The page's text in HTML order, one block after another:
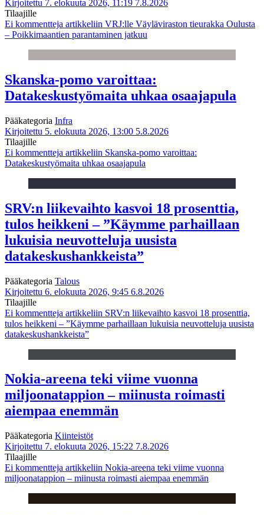
Kirjoitettu 7. elokuuta 2026, 11:19 7.8.2026
Tilaajille
Ei kommentteja artikkeliin VRJ:lle Väyläviraston tieurakka Oulusta
– Poikkimaantien parantaminen jatkuu
Skanska-pomo varoittaa:
Datakeskustyömaita uhkaa osaajapula
Pääkategoria Infra
Kirjoitettu 5. elokuuta 2026, 13:00 5.8.2026
Tilaajille
Ei kommentteja artikkeliin Skanska-pomo varoittaa:
Datakeskustyömaita uhkaa osaajapula
SRV:n liikevaihto kasvoi 18 prosenttia,
tulos heikkeni – ”Käymme parhaillaan
lukuisia neuvotteluja uusista
datakeskushankkeista”
Pääkategoria Talous
Kirjoitettu 6. elokuuta 2026, 9:45 6.8.2026
Tilaajille
Ei kommentteja artikkeliin SRV:n liikevaihto kasvoi 18 prosenttia,
tulos heikkeni – ”Käymme parhaillaan lukuisia neuvotteluja uusista
datakeskushankkeista”
Nokia-areena teki viime vuonna
miljoonatappion – miinusta roimasti
aiempaa enemmän
Pääkategoria Kiinteistöt
Kirjoitettu 7. elokuuta 2026, 15:22 7.8.2026
Tilaajille
Ei kommentteja artikkeliin Nokia-areena teki viime vuonna
miljoonatappion – miinusta roimasti aiempaa enemmän